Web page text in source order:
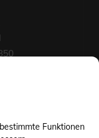
Funktionen